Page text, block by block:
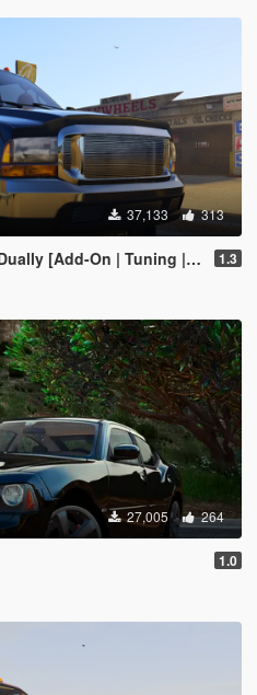
37,133 313
| LODs | Template | Unlocked] 1.3
27,005 264
1.0